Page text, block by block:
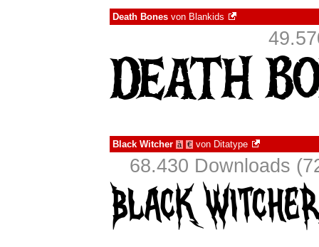
Death Bones von Blankids
Black Witcher à € von Ditatype
68.430 Downloads